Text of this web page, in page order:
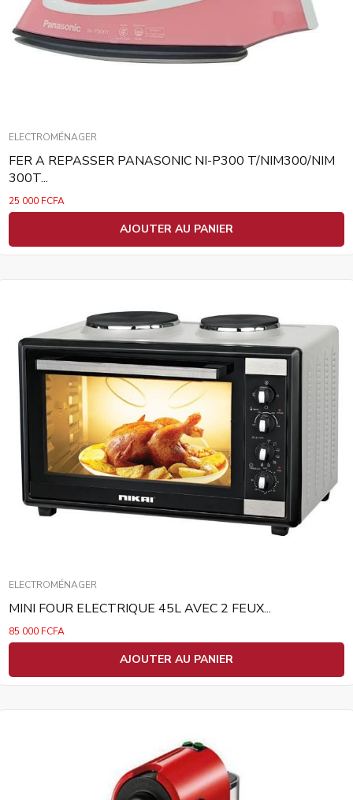
ELECTROMÉNAGER
FER A REPASSER PANASONIC NI-P300 T/NIM300/NIM
300T...
25 000 FCFA
AJOUTER AU PANIER
ELECTROMÉNAGER
MINI FOUR ELECTRIQUE 45L AVEC 2 FEUX...
85 000 FCFA
AJOUTER AU PANIER